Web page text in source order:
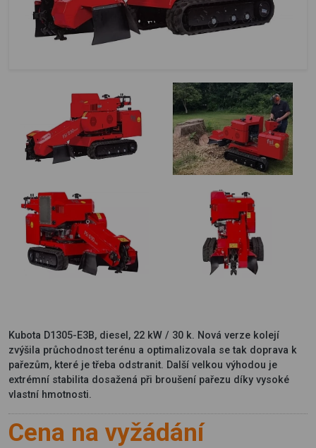
Kubota D1305-E3B, diesel, 22 kW / 30 k. Nová verze kolejí
zvýšila průchodnost terénu a optimalizovala se tak doprava k
pařezům, které je třeba odstranit. Další velkou výhodou je
extrémní stabilita dosažená při broušení pařezu díky vysoké
vlastní hmotnosti.
Cena na vyžádání